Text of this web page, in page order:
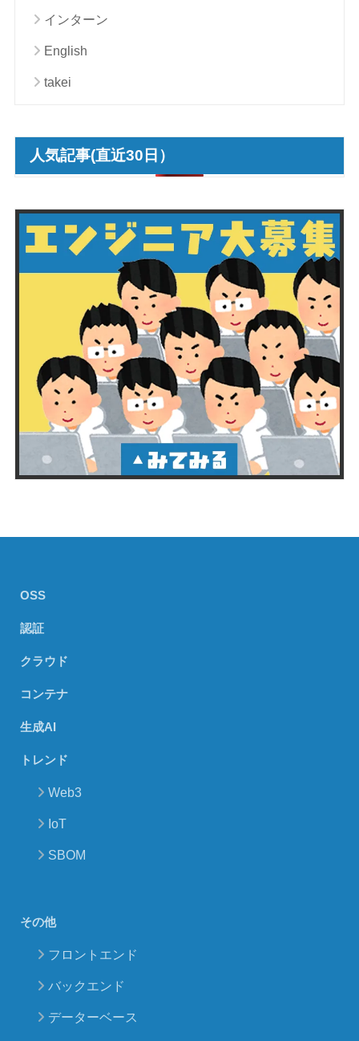
インターン
English
takei
人気記事(直近30日）
OSS
認証
クラウド
コンテナ
生成AI
トレンド
Web3
IoT
SBOM
その他
フロントエンド
バックエンド
データーベース